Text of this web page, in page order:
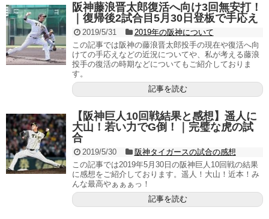
阪神藤浪晋太郎復活へ向け3回無安打！
｜復帰後2試合目5月30日登板で手応え
2019/5/31
2019年の阪神について
この記事では阪神の藤浪晋太郎投手の現在や復活へ向
けての手応えなどの近況についてや、私が考える藤浪
投手の復活の時期などについてもご紹介しておりま
す。
記事を読む
【阪神巨人10回戦結果と感想】遥人に
大山！若い力でG倒！｜完璧な虎の試
合
2019/5/30
阪神タイガースの試合の感想
この記事では2019年5月30日の阪神巨人10回戦の結果
に感想をご紹介しております。遥人！大山！近本！み
んな最高やぁぁぁっ！
記事を読む